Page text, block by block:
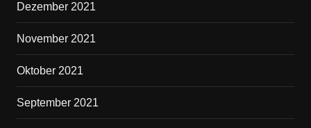
Dezember 2021
November 2021
Oktober 2021
September 2021